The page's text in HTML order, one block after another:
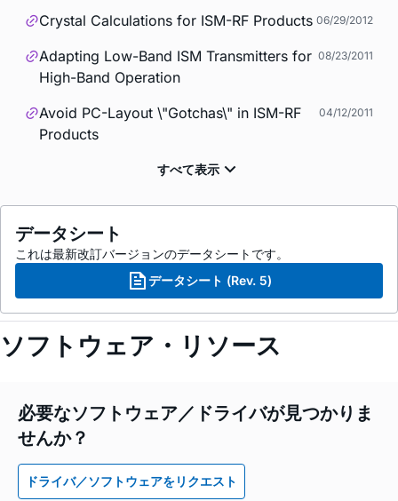
Crystal Calculations for ISM-RF Products 06/29/2012
Adapting Low-Band ISM Transmitters for
High-Band Operation
08/23/2011
Avoid PC-Layout \"Gotchas\" in ISM-RF
Products
04/12/2011
データシート
これは最新改訂バージョンのデータシートです。
データシート (Rev. 5)
ソフトウェア・リソース
必要なソフトウェア／ドライバが見つかりま
せんか？
ドライバ／ソフトウェアをリクエスト